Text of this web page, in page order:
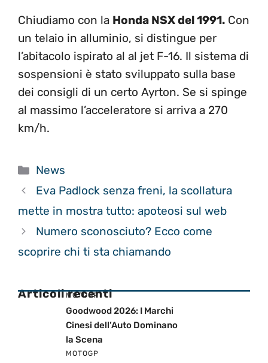
Chiudiamo con la Honda NSX del 1991. Con
un telaio in alluminio, si distingue per
l’abitacolo ispirato al al jet F-16. Il sistema di
sospensioni è stato sviluppato sulla base
dei consigli di un certo Ayrton. Se si spinge
al massimo l’acceleratore si arriva a 270
km/h.
Categorie
News
Eva Padlock senza freni, la scollatura
mette in mostra tutto: apoteosi sul web
Numero sconosciuto? Ecco come
scoprire chi ti sta chiamando
Articoli recenti
MOTOGP
Goodwood 2026: I Marchi
Cinesi dell’Auto Dominano
la Scena
MOTOGP